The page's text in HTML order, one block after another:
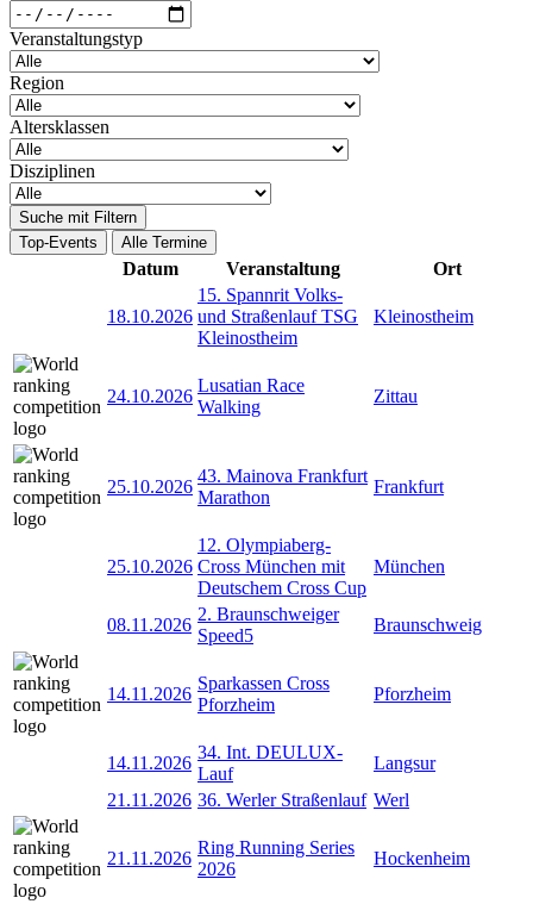
Veranstaltungstyp
Region
Altersklassen
Disziplinen
Suche mit Filtern
Top-Events
Alle Termine
Datum Veranstaltung Ort
18.10.2026
15. Spannrit Volks-
und Straßenlauf TSG
Kleinostheim
Kleinostheim
24.10.2026
Lusatian Race
Walking
Zittau
25.10.2026
43. Mainova Frankfurt
Marathon
Frankfurt
25.10.2026
12. Olympiaberg-
Cross München mit
Deutschem Cross Cup
München
08.11.2026
2. Braunschweiger
Speed5
Braunschweig
14.11.2026
Sparkassen Cross
Pforzheim
Pforzheim
14.11.2026
34. Int. DEULUX-
Lauf
Langsur
21.11.2026 36. Werler Straßenlauf Werl
21.11.2026
Ring Running Series
2026
Hockenheim